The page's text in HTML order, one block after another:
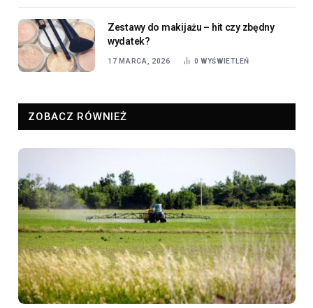
Zestawy do makijażu – hit czy zbędny
wydatek?
17 MARCA, 2026 0 WYŚWIETLEŃ
ZOBACZ RÓWNIEŻ